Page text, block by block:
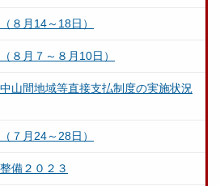
８月14～18日）
８月７～８月10日）
山間地域等直接支払制度の実施状況
７月24～28日）
備２０２３